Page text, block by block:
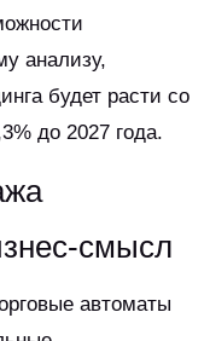
анализу,
будет расти со
до 2027 года.
смысл
автоматы